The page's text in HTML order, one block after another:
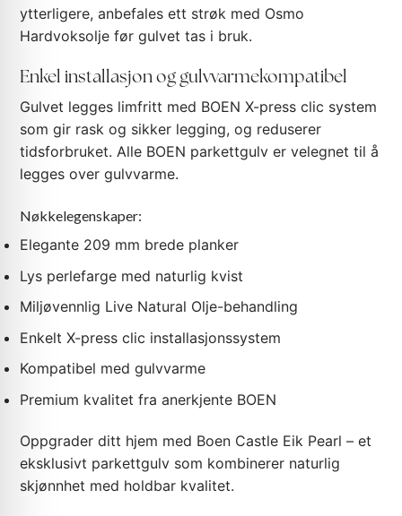
ytterligere, anbefales ett strøk med Osmo
Hardvoksolje før gulvet tas i bruk.
Enkel installasjon og gulvvarmekompatibel
Gulvet legges limfritt med BOEN X-press clic system
som gir rask og sikker legging, og reduserer
tidsforbruket. Alle BOEN parkettgulv er velegnet til å
legges over gulvvarme.
Nøkkelegenskaper:
Elegante 209 mm brede planker
Lys perlefarge med naturlig kvist
Miljøvennlig Live Natural Olje-behandling
Enkelt X-press clic installasjonssystem
Kompatibel med gulvvarme
Premium kvalitet fra anerkjente BOEN
Oppgrader ditt hjem med Boen Castle Eik Pearl – et
eksklusivt parkettgulv som kombinerer naturlig
skjønnhet med holdbar kvalitet.